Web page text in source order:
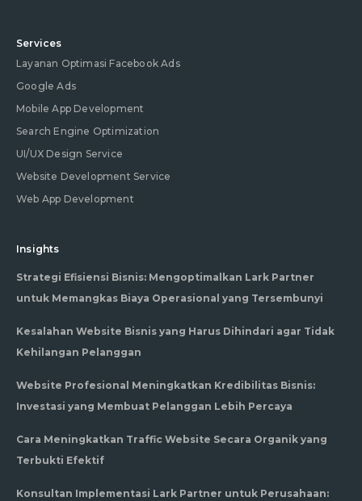
Services
Layanan Optimasi Facebook Ads
Google Ads
Mobile App Development
Search Engine Optimization
UI/UX Design Service
Website Development Service
Web App Development
Insights
Strategi Efisiensi Bisnis: Mengoptimalkan Lark Partner
untuk Memangkas Biaya Operasional yang Tersembunyi
Kesalahan Website Bisnis yang Harus Dihindari agar Tidak
Kehilangan Pelanggan
Website Profesional Meningkatkan Kredibilitas Bisnis:
Investasi yang Membuat Pelanggan Lebih Percaya
Cara Meningkatkan Traffic Website Secara Organik yang
Terbukti Efektif
Konsultan Implementasi Lark Partner untuk Perusahaan: